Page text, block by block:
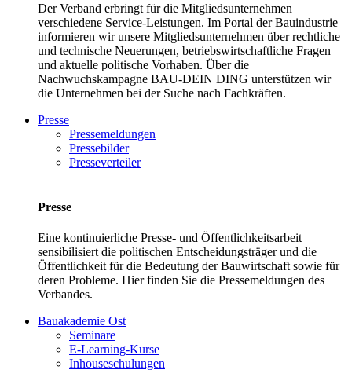
Der Verband erbringt für die Mitgliedsunternehmen
verschiedene Service-Leistungen. Im Portal der Bauindustrie
informieren wir unsere Mitgliedsunternehmen über rechtliche
und technische Neuerungen, betriebswirtschaftliche Fragen
und aktuelle politische Vorhaben. Über die
Nachwuchskampagne BAU-DEIN DING unterstützen wir
die Unternehmen bei der Suche nach Fachkräften.
Presse
Pressemeldungen
Pressebilder
Presseverteiler
Presse
Eine kontinuierliche Presse- und Öffentlichkeitsarbeit
sensibilisiert die politischen Entscheidungsträger und die
Öffentlichkeit für die Bedeutung der Bauwirtschaft sowie für
deren Probleme. Hier finden Sie die Pressemeldungen des
Verbandes.
Bauakademie Ost
Seminare
E-Learning-Kurse
Inhouseschulungen